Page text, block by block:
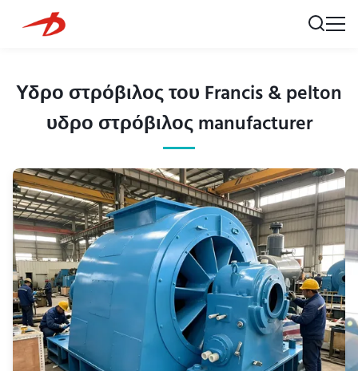
Υδρο στρόβιλος του Francis & pelton
υδρο στρόβιλος manufacturer